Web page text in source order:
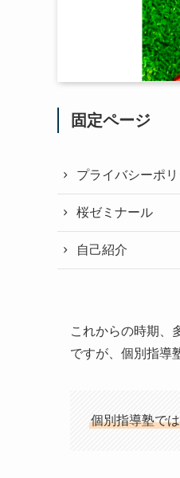
固定ページ
プライバシーポ
桜ゼミナール
自己紹介
これからの時期、
ですが、個別指導
個別指導塾で